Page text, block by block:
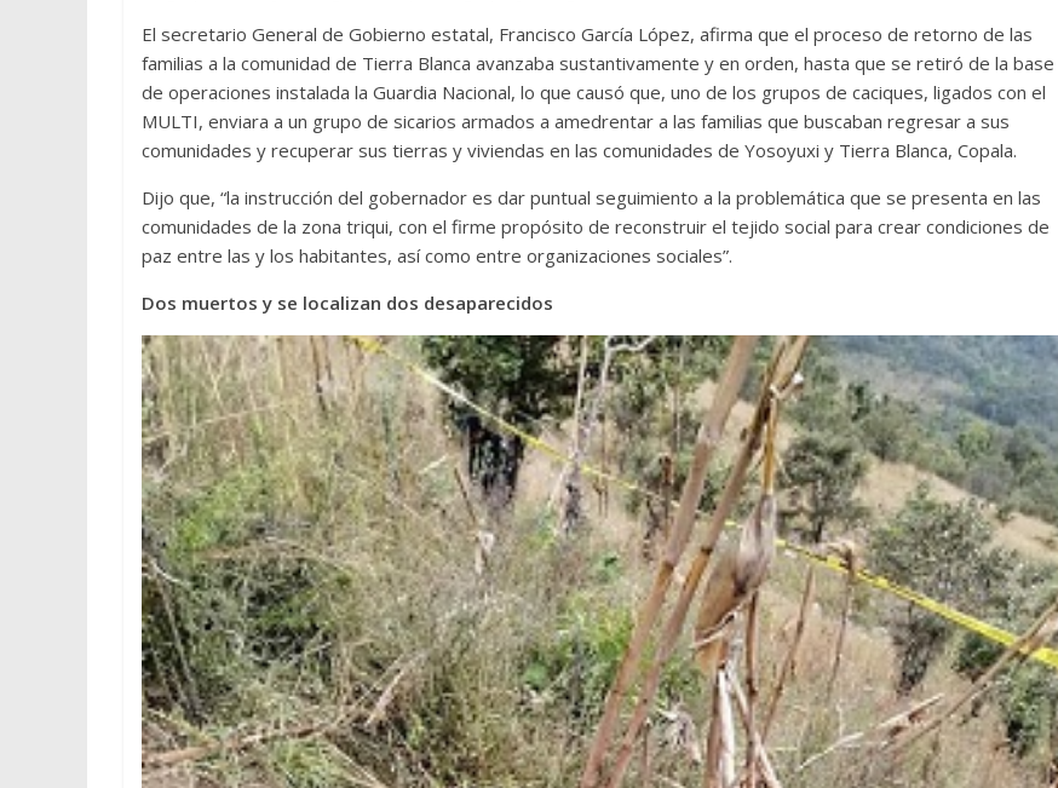
El secretario General de Gobierno estatal, Francisco García López, afirma que el proceso de retorno de las
familias a la comunidad de Tierra Blanca avanzaba sustantivamente y en orden, hasta que se retiró de la base
de operaciones instalada la Guardia Nacional, lo que causó que, uno de los grupos de caciques, ligados con el
MULTI, enviara a un grupo de sicarios armados a amedrentar a las familias que buscaban regresar a sus
comunidades y recuperar sus tierras y viviendas en las comunidades de Yosoyuxi y Tierra Blanca, Copala.
Dijo que, “la instrucción del gobernador es dar puntual seguimiento a la problemática que se presenta en las
comunidades de la zona triqui, con el firme propósito de reconstruir el tejido social para crear condiciones de
paz entre las y los habitantes, así como entre organizaciones sociales”.
Dos muertos y se localizan dos desaparecidos